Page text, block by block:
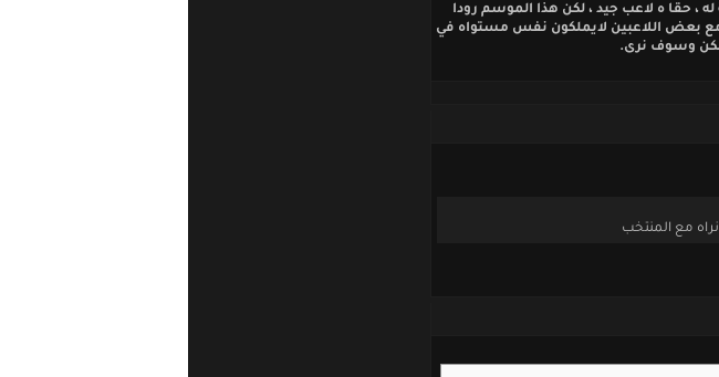
، حقا ه لاعب جيد ، لكن هذا الموسم رودا
بعض اللاعبين لايملكون نفس مستواه في
وسوف نرى.
مع المنتخب